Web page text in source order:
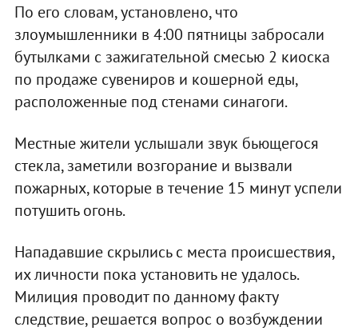
По его словам, установлено, что
злоумышленники в 4:00 пятницы забросали
бутылками с зажигательной смесью 2 киоска
по продаже сувениров и кошерной еды,
расположенные под стенами синагоги.
Местные жители услышали звук бьющегося
стекла, заметили возгорание и вызвали
пожарных, которые в течение 15 минут успели
потушить огонь.
Нападавшие скрылись с места происшествия,
их личности пока установить не удалось.
Милиция проводит по данному факту
следствие, решается вопрос о возбуждении